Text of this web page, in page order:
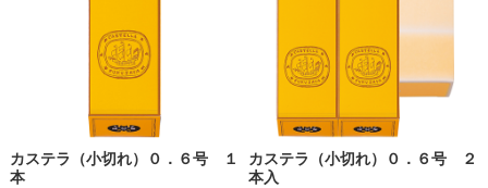
カステラ（小切れ）０．６号 １
本
カステラ（小切れ）０．６号 ２
本入